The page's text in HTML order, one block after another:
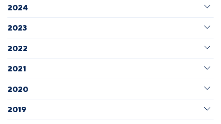
2024
2023
2022
2021
2020
2019